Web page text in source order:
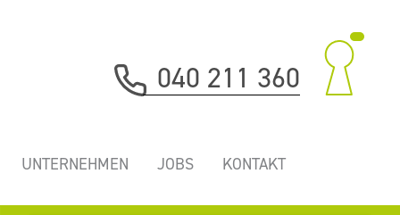
040 211 360
UNTERNEHMEN JOBS KONTAKT
DIE PERFEKTE BÜRO- UND